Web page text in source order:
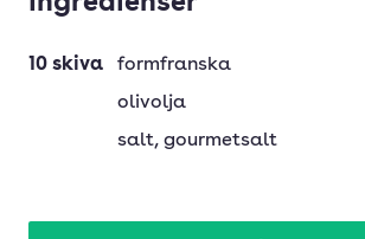
10 skiva
formfranska
olivolja
salt, gourmetsalt